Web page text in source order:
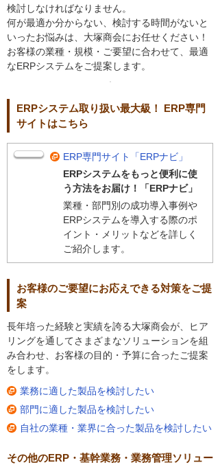
検討しなければなりません。
何が最適か分からない、検討する時間がないと
いったお悩みは、大塚商会にお任せください！
お客様の業種・規模・ご要望に合わせて、最適
なERPシステムをご提案します。
ERPシステム取り扱い最大級！ ERP専門
サイトはこちら
ERP専門サイト「ERPナビ」
ERPシステムをもっと便利に使
う方法をお届け！「ERPナビ」
業種・部門別の成功導入事例や
ERPシステムを導入する際のポ
イント・メリットなどを詳しく
ご紹介します。
お客様のご要望にお応えできる対策をご提
案
長年培った経験と実績を誇る大塚商会が、ヒア
リングを通してさまざまなソリューションを組
み合わせ、お客様の目的・予算に合ったご提案
をします。
業務に適した製品を検討したい
部門に適した製品を検討したい
自社の業種・業界に合った製品を検討したい
その他のERP・基幹業務・業務管理ソリュー